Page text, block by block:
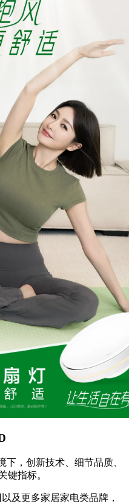
下，创新技术、细节品质、
键指标。
及更多家居家电类品牌，